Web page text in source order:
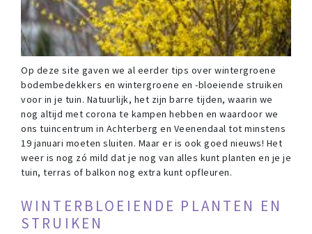
Op deze site gaven we al eerder tips over wintergroene
bodembedekkers en wintergroene en -bloeiende struiken
voor in je tuin. Natuurlijk, het zijn barre tijden, waarin we
nog altijd met corona te kampen hebben en waardoor we
ons tuincentrum in Achterberg en Veenendaal tot minstens
19 januari moeten sluiten. Maar er is ook goed nieuws! Het
weer is nog zó mild dat je nog van alles kunt planten en je je
tuin, terras of balkon nog extra kunt opfleuren.
WINTERBLOEIENDE PLANTEN EN
STRUIKEN